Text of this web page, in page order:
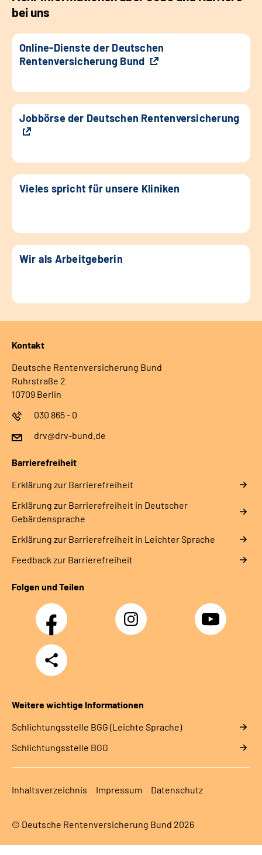
bei uns
Online-Dienste der Deutschen
Rentenversicherung Bund
Jobbörse der Deutschen Rentenversicherung
Vieles spricht für unsere Kliniken
Wir als Arbeitgeberin
Kontakt
Deutsche Rentenversicherung Bund
Ruhrstraße 2
10709 Berlin
030 865 - 0
drv@drv-bund.de
Barrierefreiheit
Erklärung zur Barrierefreiheit
Erklärung zur Barrierefreiheit in Deutscher
Gebärdensprache
Erklärung zur Barrierefreiheit in Leichter Sprache
Feedback zur Barrierefreiheit
Folgen und Teilen
Facebook Instagram YouTube
Teilen
Weitere wichtige Informationen
Schlich­tungs­stel­le BGG (Leichte Sprache)
Schlich­tungs­stel­le BGG
Inhaltsverzeichnis Impressum Datenschutz
© Deutsche Rentenversicherung Bund 2026